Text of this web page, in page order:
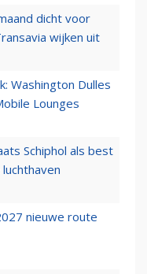
dicht voor
wijken uit
Washington Dulles
Lounges
Schiphol als best
nieuwe route